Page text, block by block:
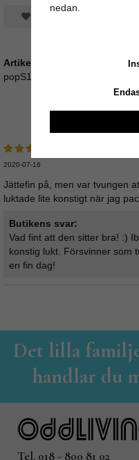
Spara som favorit
Artikelnummer:
popS18_160_EG-S
2020-07-16
Jättefin på, men var tvungen
luktade lite konstigt när jag
Butikens svar:
Vad fint att den sitter bra! :)
konstig lukt. Försvinner som
en fin dag!
Det lilla
handlar du
Tel. 018 - 800 81 02
nedan.